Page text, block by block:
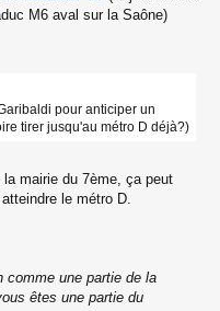
M6 aval sur la Saône)
pour anticiper un
tirer jusqu'au métro D déjà?)
mairie du 7ème, ça peut
le métro D.
comme une partie de la
êtes une partie du